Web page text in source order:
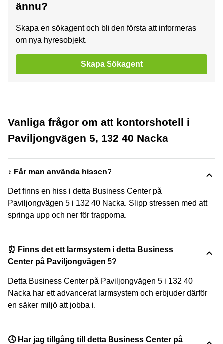
ännu?
Skapa en sökagent och bli den första att informeras
om nya hyresobjekt.
Skapa Sökagent
Vanliga frågor om att kontorshotell i
Paviljongvägen 5, 132 40 Nacka
↕️ Får man använda hissen?
Det finns en hiss i detta Business Center på
Paviljongvägen 5 i 132 40 Nacka. Slipp stressen med att
springa upp och ner för trapporna.
⏰ Finns det ett larmsystem i detta Business
Center på Paviljongvägen 5?
Detta Business Center på Paviljongvägen 5 i 132 40
Nacka har ett advancerat larmsystem och erbjuder därför
en säker miljö att jobba i.
🕓 Har jag tillgång till detta Business Center på